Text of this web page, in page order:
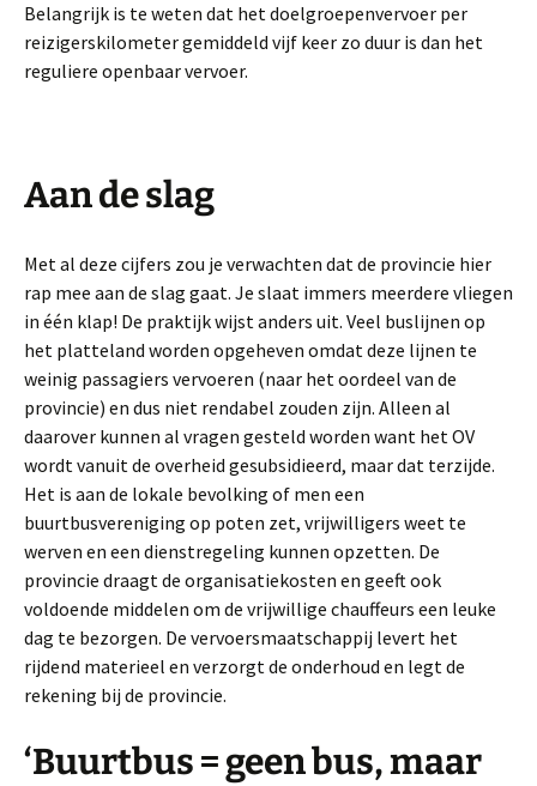
Belangrijk is te weten dat het doelgroepenvervoer per
reizigerskilometer gemiddeld vijf keer zo duur is dan het
reguliere openbaar vervoer.
Aan de slag
Met al deze cijfers zou je verwachten dat de provincie hier
rap mee aan de slag gaat. Je slaat immers meerdere vliegen
in één klap! De praktijk wijst anders uit. Veel buslijnen op
het platteland worden opgeheven omdat deze lijnen te
weinig passagiers vervoeren (naar het oordeel van de
provincie) en dus niet rendabel zouden zijn. Alleen al
daarover kunnen al vragen gesteld worden want het OV
wordt vanuit de overheid gesubsidieerd, maar dat terzijde.
Het is aan de lokale bevolking of men een
buurtbusvereniging op poten zet, vrijwilligers weet te
werven en een dienstregeling kunnen opzetten. De
provincie draagt de organisatiekosten en geeft ook
voldoende middelen om de vrijwillige chauffeurs een leuke
dag te bezorgen. De vervoersmaatschappij levert het
rijdend materieel en verzorgt de onderhoud en legt de
rekening bij de provincie.
‘Buurtbus = geen bus, maar